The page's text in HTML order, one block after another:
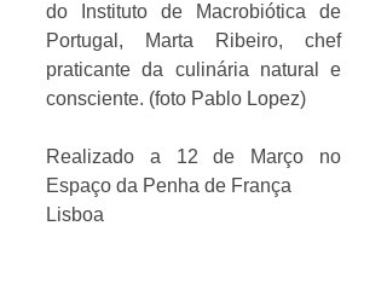
do Instituto de Macrobiótica de
Portugal, Marta Ribeiro, chef
praticante da culinária natural e
consciente. (foto Pablo Lopez)
Realizado a 12 de Março no
Espaço da Penha de França
Lisboa